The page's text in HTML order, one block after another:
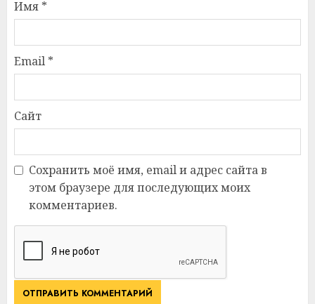
Имя *
Email *
Сайт
Сохранить моё имя, email и адрес сайта в
этом браузере для последующих моих
комментариев.